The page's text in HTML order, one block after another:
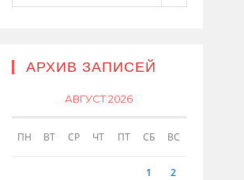
АРХИВ ЗАПИСЕЙ
АВГУСТ 2026
ПН ВТ СР ЧТ ПТ СБ ВС
1 2